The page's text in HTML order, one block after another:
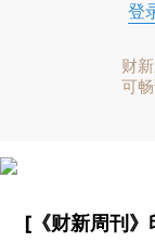
登
财
可
[《财新周刊》